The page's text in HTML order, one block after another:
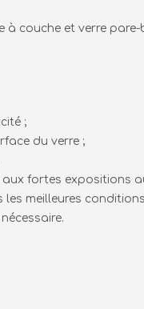
à couche et verre
;
du verre ;
fortes expositions
les meilleures